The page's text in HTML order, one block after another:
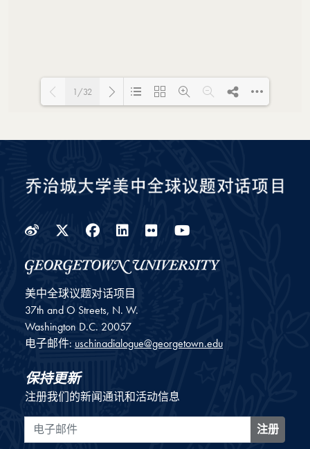
1/32
WeiboTwitter
Facebook
LinkedIn
Flickr
美中全球议题对话项目
37th and O Streets, N. W.
Washington D.C. 20057
电子邮件: uschinadialogue@georgetown.edu
保持更新
注册我们的新闻通讯和活动信息
电子邮件
注册